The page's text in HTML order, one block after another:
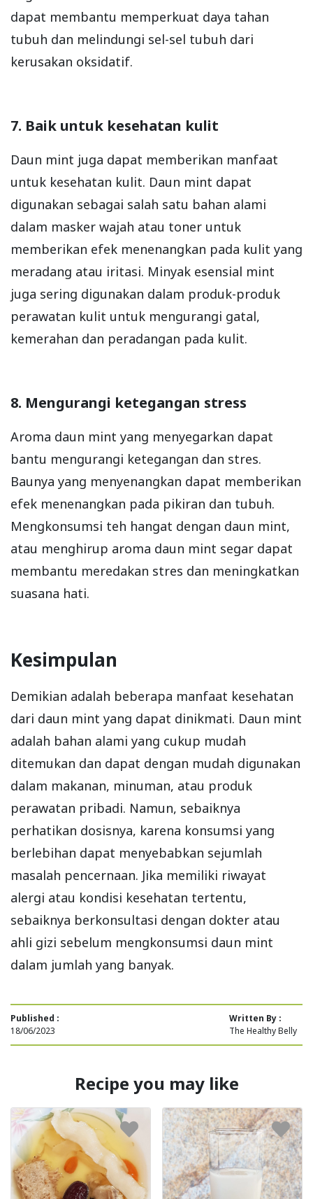
dapat membantu memperkuat daya tahan
tubuh dan melindungi sel-sel tubuh dari
kerusakan oksidatif.
7. Baik untuk kesehatan kulit
Daun mint juga dapat memberikan manfaat
untuk kesehatan kulit. Daun mint dapat
digunakan sebagai salah satu bahan alami
dalam masker wajah atau toner untuk
memberikan efek menenangkan pada kulit yang
meradang atau iritasi. Minyak esensial mint
juga sering digunakan dalam produk-produk
perawatan kulit untuk mengurangi gatal,
kemerahan dan peradangan pada kulit.
8. Mengurangi ketegangan stress
Aroma daun mint yang menyegarkan dapat
bantu mengurangi ketegangan dan stres.
Baunya yang menyenangkan dapat memberikan
efek menenangkan pada pikiran dan tubuh.
Mengkonsumsi teh hangat dengan daun mint,
atau menghirup aroma daun mint segar dapat
membantu meredakan stres dan meningkatkan
suasana hati.
Kesimpulan
Demikian adalah beberapa manfaat kesehatan
dari daun mint yang dapat dinikmati. Daun mint
adalah bahan alami yang cukup mudah
ditemukan dan dapat dengan mudah digunakan
dalam makanan, minuman, atau produk
perawatan pribadi. Namun, sebaiknya
perhatikan dosisnya, karena konsumsi yang
berlebihan dapat menyebabkan sejumlah
masalah pencernaan. Jika memiliki riwayat
alergi atau kondisi kesehatan tertentu,
sebaiknya berkonsultasi dengan dokter atau
ahli gizi sebelum mengkonsumsi daun mint
dalam jumlah yang banyak.
Published :
18/06/2023
Written By :
The Healthy Belly
Recipe you may like